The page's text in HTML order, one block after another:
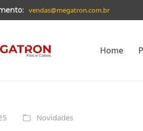
vendas@megatron.com.br
Home
Novidades